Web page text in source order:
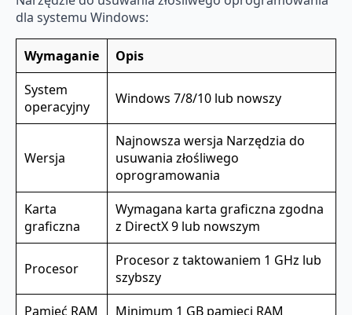
dla systemu Windows:
Wymaganie
Opis
System
operacyjny
Windows 7/8/10 lub nowszy
Wersja
Najnowsza wersja Narzędzia do
usuwania złośliwego
oprogramowania
Karta
graficzna
Wymagana karta graficzna zgodna
z DirectX 9 lub nowszym
Procesor
Procesor z taktowaniem 1 GHz lub
szybszy
Pamięć RAM
Minimum 1 GB pamięci RAM